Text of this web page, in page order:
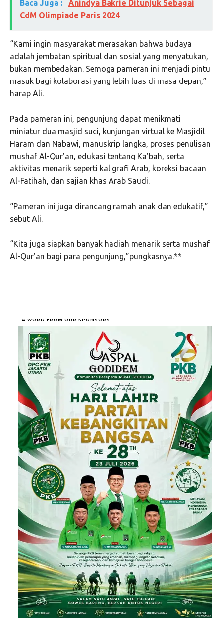
Baca Juga :
Anindya Bakrie Ditunjuk Sebagai
CdM Olimpiade Paris 2024
“Kami ingin masyarakat merasakan bahwa budaya
adalah jembatan spiritual dan sosial yang menyatukan,
bukan membedakan. Semoga pameran ini menjadi pintu
masuk bagi kolaborasi yang lebih luas di masa depan,”
harap Ali.
Pada pameran ini, pengunjung dapat menikmati
miniatur dua masjid suci, kunjungan virtual ke Masjidil
Haram dan Nabawi, manuskrip langka, proses penulisan
mushaf Al-Qur’an, edukasi tentang Ka’bah, serta
aktivitas menarik seperti kaligrafi Arab, koreksi bacaan
Al-Fatihah, dan sajian khas Arab Saudi.
“Pameran ini juga dirancang ramah anak dan edukatif,”
sebut Ali.
“Kita juga siapkan banyak hadiah menarik serta mushaf
Al-Qur’an bagi para pengunjung,”pungkasnya.**
- A WORD FROM OUR SPONSORS -